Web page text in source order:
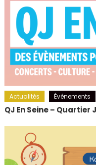
Actualités Événements
QJ En Seine – Quartier